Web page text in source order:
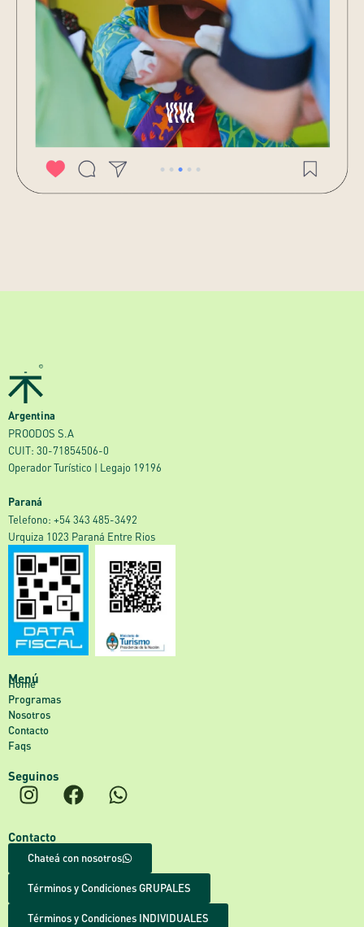
Argentina
PROODOS S.A
CUIT: 30-71854506-0
Operador Turístico | Legajo 19196
Paraná
‎Telefono: +54 343 485-3492
Urquiza 1023 Paraná Entre Rios
Menú
Home
Programas
Nosotros
Contacto
Faqs
Seguinos
Contacto
Chateá con nosotros
Términos y Condiciones GRUPALES
Términos y Condiciones INDIVIDUALES